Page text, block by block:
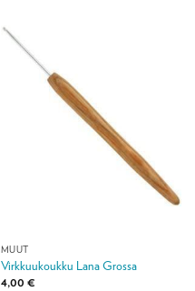
MUUT
Virkkuukoukku Lana Grossa
4,00 €